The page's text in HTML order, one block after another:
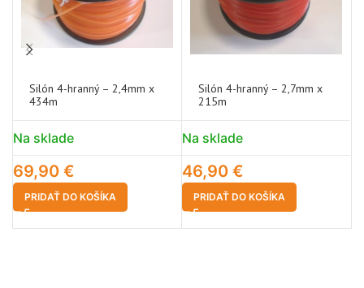
Silón 4-hranný – 2,4mm x
434m
Na sklade
69,90 €
PRIDAŤ DO KOŠÍKA
Silón 4-hranný – 2,7mm x
215m
Na sklade
46,90 €
PRIDAŤ DO KOŠÍKA